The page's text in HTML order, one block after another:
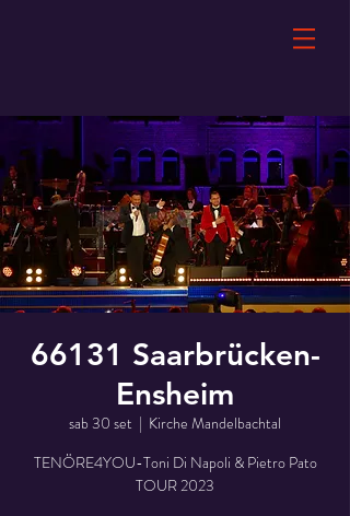
66131 Saarbrücken-
Ensheim
sab 30 set
  |
Kirche Mandelbachtal
TENÖRE4YOU-Toni Di Napoli & Pietro Pato
TOUR 2023